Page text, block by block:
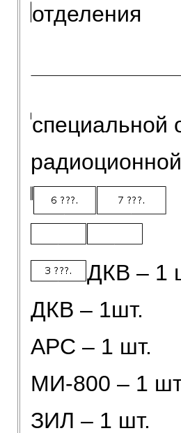
отделения
специальной
ДКВ – 1
ДКВ – 1шт.
АРС – 1 шт.
МИ-800 – 1
ЗИЛ – 1 шт.